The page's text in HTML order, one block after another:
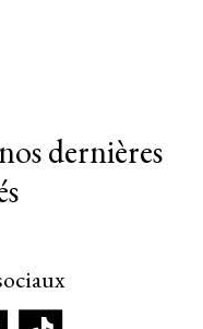
dernières